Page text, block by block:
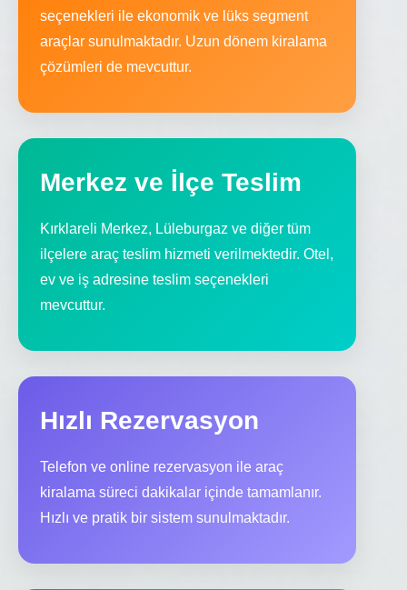
seçenekleri ile ekonomik ve lüks segment
araçlar sunulmaktadır. Uzun dönem kiralama
çözümleri de mevcuttur.
Merkez ve İlçe Teslim
Kırklareli Merkez, Lüleburgaz ve diğer tüm
ilçelere araç teslim hizmeti verilmektedir. Otel,
ev ve iş adresine teslim seçenekleri
mevcuttur.
Hızlı Rezervasyon
Telefon ve online rezervasyon ile araç
kiralama süreci dakikalar içinde tamamlanır.
Hızlı ve pratik bir sistem sunulmaktadır.